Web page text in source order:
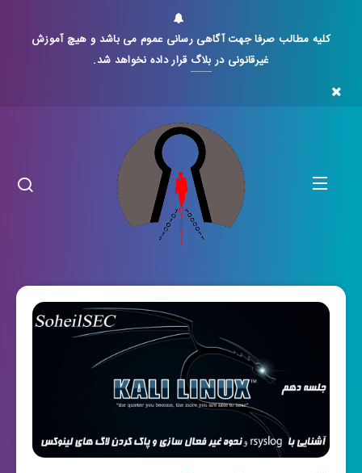
کلیه مطالب صرفا جهت آگاهی رسانی عموم می باشد و هیچ آموزش
غیرقانونی دربلاگ قرار داده نخواهد شد.